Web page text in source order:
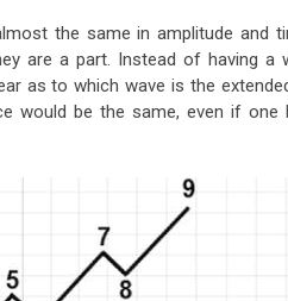
the same in amplitude and
are a part. Instead of having
as to which wave is the
would be the same, even if one